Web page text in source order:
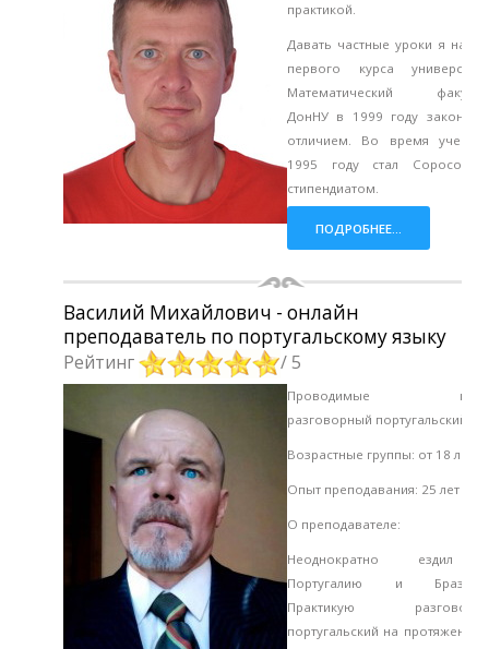
практикой.
Давать частные уроки я
первого курса
Математический
ДонНУ в 1999 году
отличием. Во время
1995 году стал
стипендиатом.
ПОДРОБНЕЕ...
Василий Михайлович - онлайн
преподаватель по португальскому языку
Рейтинг / 5
Проводимые
разговорный португальский
Возрастные группы: от 18 лет
Опыт преподавания: 25 лет
О преподавателе:
Неоднократно ездил
Португалию и
Практикую
португальский на протяжении